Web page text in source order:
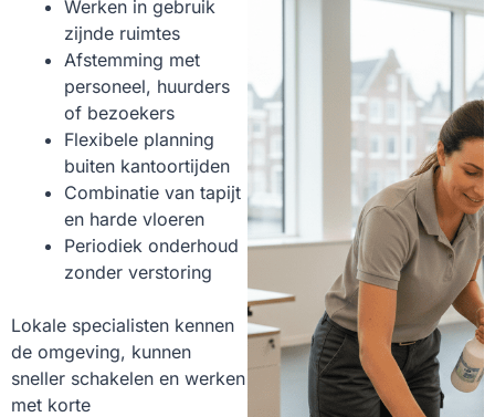
Werken in gebruik
zijnde ruimtes
Afstemming met
personeel, huurders
of bezoekers
Flexibele planning
buiten kantoortijden
Combinatie van tapijt
en harde vloeren
Periodiek onderhoud
zonder verstoring
Lokale specialisten kennen
de omgeving, kunnen
sneller schakelen en werken
met korte